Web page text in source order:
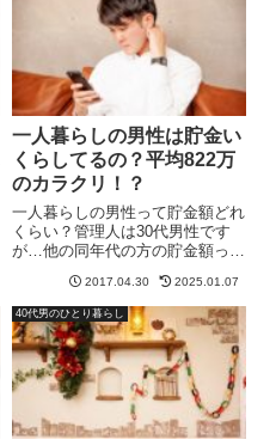
一人暮らしの男性は貯金い
くらしてるの？平均822万
のカラクリ！？
一人暮らしの男性って貯金額どれ
くらい？管理人は30代男性です
が…他の同年代の方の貯金額って
らしの男性の貯金額を調べてみる
と…822万円！？マジか…管理人
の貯金額は秘密ですが…絶対ウソ
やろ！！って思ったのです…、...
2017.04.30 2025.01.07
40代男のひとり暮らし